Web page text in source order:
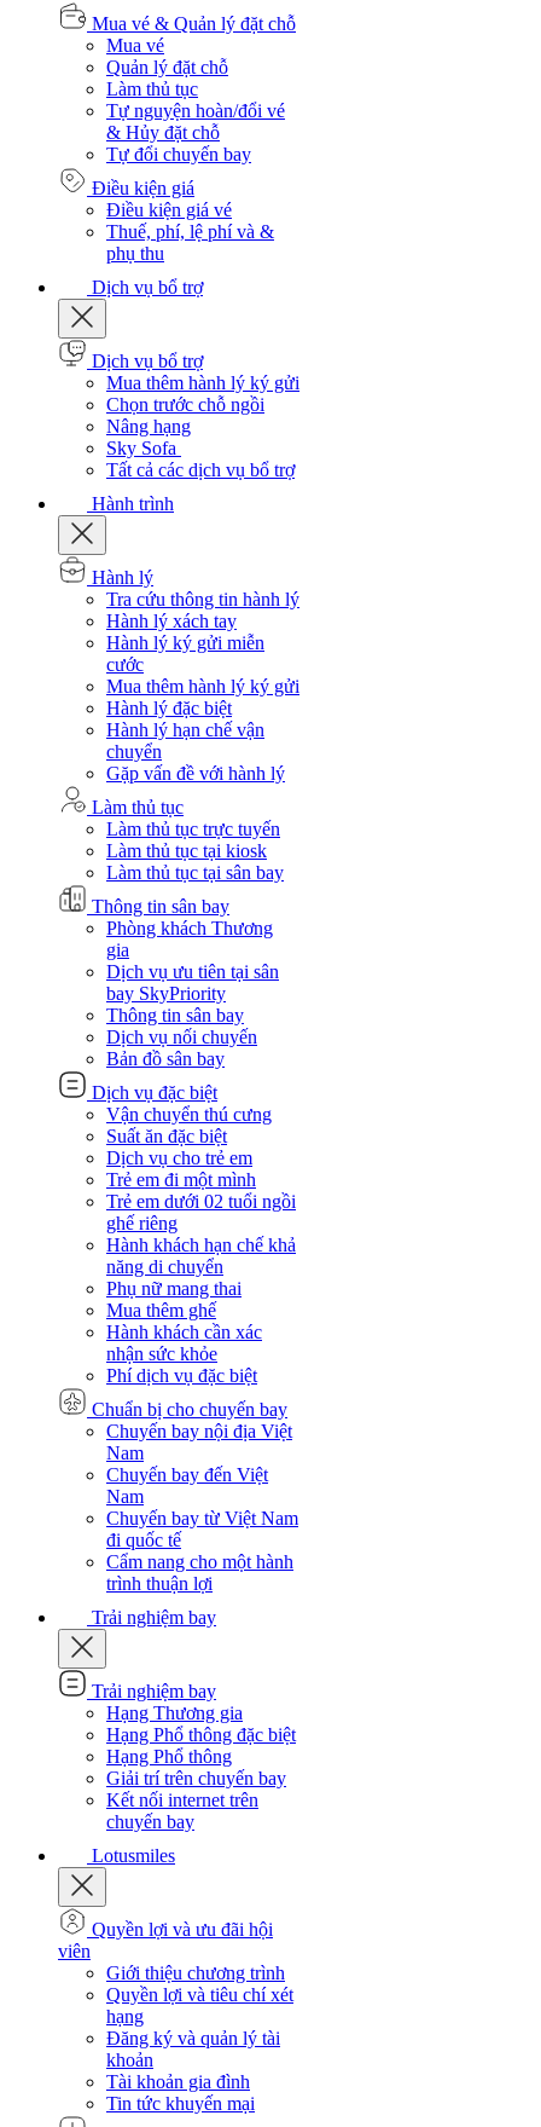
Mua vé & Quản lý đặt chỗ
Mua vé
Quản lý đặt chỗ
Làm thủ tục
Tự nguyện hoàn/đổi vé
& Hủy đặt chỗ
Tự đổi chuyến bay
Điều kiện giá
Điều kiện giá vé
Thuế, phí, lệ phí và &
phụ thu
Dịch vụ bổ trợ
Dịch vụ bổ trợ
Mua thêm hành lý ký gửi
Chọn trước chỗ ngồi
Nâng hạng
Sky Sofa
Tất cả các dịch vụ bổ trợ
Hành trình
Hành lý
Tra cứu thông tin hành lý
Hành lý xách tay
Hành lý ký gửi miễn
cước
Mua thêm hành lý ký gửi
Hành lý đặc biệt
Hành lý hạn chế vận
chuyển
Gặp vấn đề với hành lý
Làm thủ tục
Làm thủ tục trực tuyến
Làm thủ tục tại kiosk
Làm thủ tục tại sân bay
Thông tin sân bay
Phòng khách Thương
gia
Dịch vụ ưu tiên tại sân
bay SkyPriority
Thông tin sân bay
Dịch vụ nối chuyến
Bản đồ sân bay
Dịch vụ đặc biệt
Vận chuyển thú cưng
Suất ăn đặc biệt
Dịch vụ cho trẻ em
Trẻ em đi một mình
Trẻ em dưới 02 tuổi ngồi
ghế riêng
Hành khách hạn chế khả
năng di chuyển
Phụ nữ mang thai
Mua thêm ghế
Hành khách cần xác
nhận sức khỏe
Phí dịch vụ đặc biệt
Chuẩn bị cho chuyến bay
Chuyến bay nội địa Việt
Nam
Chuyến bay đến Việt
Nam
Chuyến bay từ Việt Nam
đi quốc tế
Cẩm nang cho một hành
trình thuận lợi
Trải nghiệm bay
Trải nghiệm bay
Hạng Thương gia
Hạng Phổ thông đặc biệt
Hạng Phổ thông
Giải trí trên chuyến bay
Kết nối internet trên
chuyến bay
Lotusmiles
Quyền lợi và ưu đãi hội
viên
Giới thiệu chương trình
Quyền lợi và tiêu chí xét
hạng
Đăng ký và quản lý tài
khoản
Tài khoản gia đình
Tin tức khuyến mại